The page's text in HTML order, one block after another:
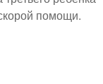
помощи.